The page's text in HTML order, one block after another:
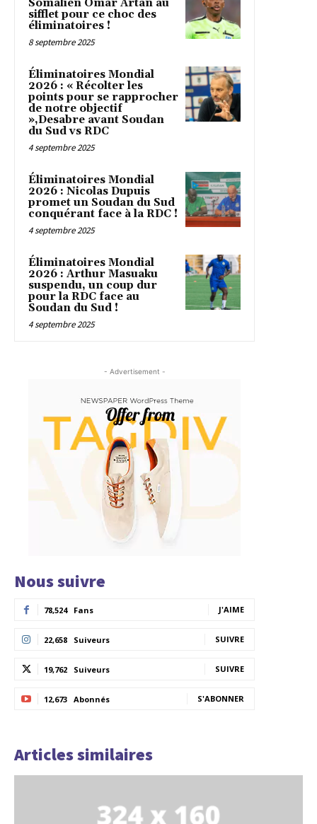
Somalien Omar Artan au
sifflet pour ce choc des
éliminatoires !
8 septembre 2025
Éliminatoires Mondial
2026 : « Récolter les
points pour se rapprocher
de notre objectif
»,Desabre avant Soudan
du Sud vs RDC
4 septembre 2025
Éliminatoires Mondial
2026 : Nicolas Dupuis
promet un Soudan du Sud
conquérant face à la RDC !
4 septembre 2025
Éliminatoires Mondial
2026 : Arthur Masuaku
suspendu, un coup dur
pour la RDC face au
Soudan du Sud !
4 septembre 2025
- Advertisement -
Nous suivre
78,524 Fans J'AIME
22,658 Suiveurs SUIVRE
19,762 Suiveurs SUIVRE
12,673 Abonnés S'ABONNER
Articles similaires